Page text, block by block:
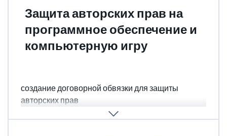
Защита авторских прав на
программное обеспечение и
компьютерную игру
создание договорной обвязки для защиты
авторских прав
ПОДРОБНЕЕ